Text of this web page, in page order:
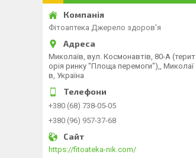
Фітоаптека Джерело здоров'я
Миколаїв, вул. Космонавтів, 80-А (терит
орія ринку "Площа перемоги"),, Миколаї
в, Україна
+380 (68) 738-05-05
+380 (96) 957-37-68
https://fitoateka-nik.com/